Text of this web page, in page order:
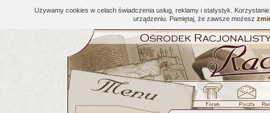
Używamy cookies w celach świadczenia usług, reklamy i statystyk.
urządzeniu. Pamiętaj, że zawsze możesz